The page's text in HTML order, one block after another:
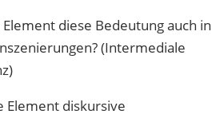
diese Bedeutung auch in
(Intermediale
Element diskursive